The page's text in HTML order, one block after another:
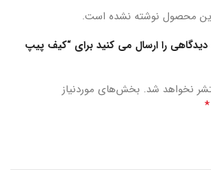
محصول نوشته نشده است.
دیدگاهی را ارسال می کنید برای “کیف پیپ
نخواهد شد. بخش‌های موردنیاز
*